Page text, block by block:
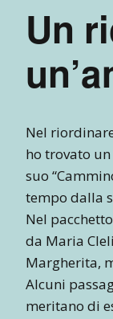
Un
Nel
ho trovato
suo
tempo dalla
Nel
da Maria
Margherita,
Alcuni
meritano di